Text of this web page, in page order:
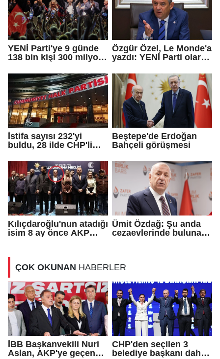
YENİ Parti'ye 9 günde
138 bin kişi 300 milyon
Özgür Özel, Le Monde'a
yazdı: YENİ Parti olarak
öneriyoruz
İstifa sayısı 232'yi
buldu, 28 ilde CHP'li
Beştepe'de Erdoğan
Bahçeli görüşmesi
Kılıçdaroğlu'nun atadığı
isim 8 ay önce AKP
Ümit Özdağ: Şu anda
cezaevlerinde bulunan
ÇOK OKUNAN HABERLER
İBB Başkanvekili Nuri
Aslan, AKP'ye geçen
CHP'den seçilen 3
belediye başkanı daha